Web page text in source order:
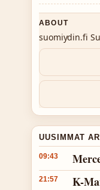
ABOUT
suomiydin.fi
UUSIMMAT
09:43
21:57 K-